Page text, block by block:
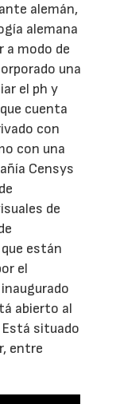
alemán,
alemana
a modo de
una
el ph y
cuenta
con
con una
Censys
de
están
el
abierto al
situado
entre